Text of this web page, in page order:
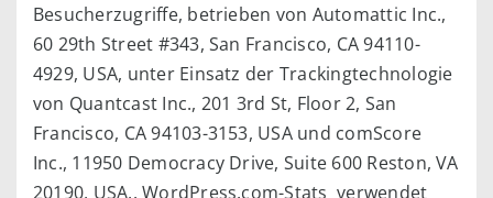
Besucherzugriffe, betrieben von Automattic Inc.,
60 29th Street #343, San Francisco, CA 94110-
4929, USA, unter Einsatz der Trackingtechnologie
von Quantcast Inc., 201 3rd St, Floor 2, San
Francisco, CA 94103-3153, USA und comScore
Inc., 11950 Democracy Drive, Suite 600 Reston, VA
20190, USA.. WordPress.com-Stats verwendet